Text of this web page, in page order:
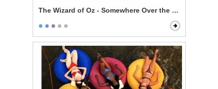
The Wizard of Oz - Somewhere Over the Rainbow